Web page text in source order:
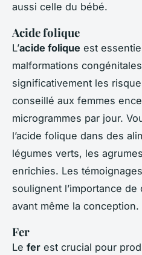
aussi celle du bébé.
Acide folique
L’acide folique est
malformations
significativement les
conseillé aux femmes
microgrammes par jour.
l’acide folique dans des
légumes verts, les
enrichies. Les
soulignent l’importance
avant même la conception.
Fer
Le fer est crucial pour